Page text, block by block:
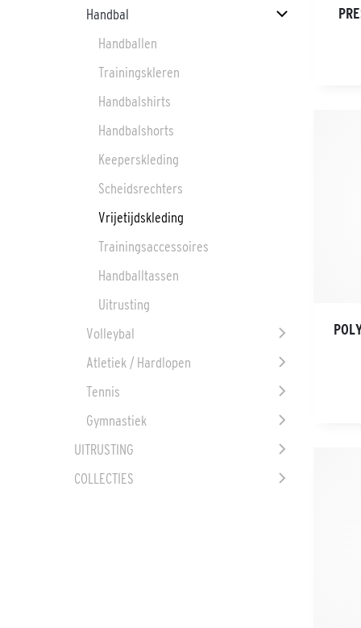
Handbal
Handballen
Trainingskleren
Handbalshirts
Handbalshorts
Keeperskleding
Scheidsrechters
Vrijetijdskleding
Trainingsaccessoires
Handballtassen
Uitrusting
Volleybal
Atletiek / Hardlopen
Tennis
Gymnastiek
UITRUSTING
COLLECTIES